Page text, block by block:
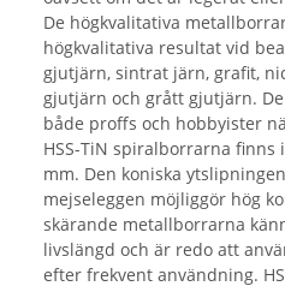
De högkvalitativa
högkvalitativa resultat vid
gjutjärn, sintrat järn, grafit,
gjutjärn och grått gjutjärn.
både proffs och hobbyister
HSS-TiN spiralborrarna
mm. Den koniska
mejseleggen möjliggör hög
skärande metallborrarna
livslängd och är redo att
efter frekvent användning.